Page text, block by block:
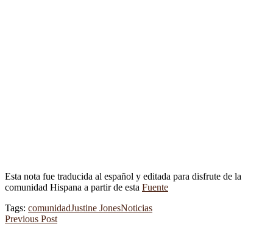
Esta nota fue traducida al español y editada para disfrute de la
comunidad Hispana a partir de esta Fuente
Tags: comunidadJustine JonesNoticias
Previous Post